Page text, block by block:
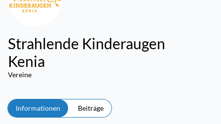
Strahlende Kinderaugen
Kenia
Vereine
Informationen Beiträge